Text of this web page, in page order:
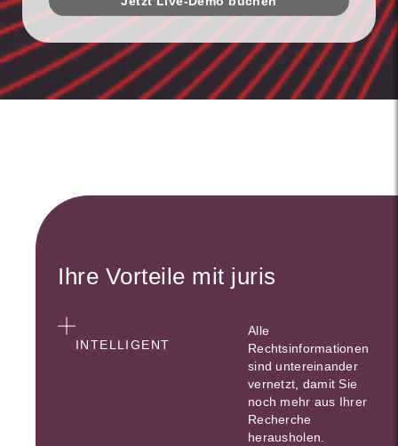
Ihre Vorteile mit juris
INTELLIGENT
Alle
Rechtsinformationen
sind untereinander
vernetzt, damit Sie
noch mehr aus Ihrer
Recherche
herausholen.